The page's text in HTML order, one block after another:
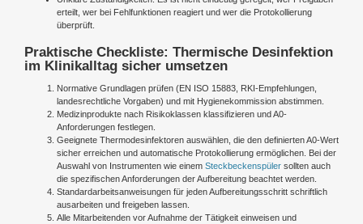
erteilt, wer bei Fehlfunktionen reagiert und wer die Protokollierung
überprüft.
Praktische Checkliste: Thermische Desinfektion
im Klinikalltag sicher umsetzen
Normative Grundlagen prüfen (EN ISO 15883, RKI-Empfehlungen,
landesrechtliche Vorgaben) und mit Hygienekommission abstimmen.
Medizinprodukte nach Risikoklassen klassifizieren und A0-
Anforderungen festlegen.
Geeignete Thermodesinfektoren auswählen, die den definierten A0-Wert
sicher erreichen und automatische Protokollierung ermöglichen. Bei der
Auswahl von Instrumenten wie einem Steckbeckenspüler sollten auch
die spezifischen Anforderungen der Aufbereitung beachtet werden.
Standardarbeitsanweisungen für jeden Aufbereitungsschritt schriftlich
ausarbeiten und freigeben lassen.
Alle Mitarbeitenden vor Aufnahme der Tätigkeit einweisen und